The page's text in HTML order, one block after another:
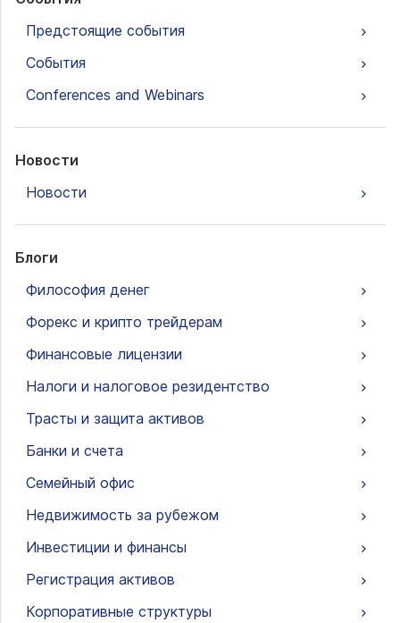
Предстоящие события
События
Conferences and Webinars
Новости
Новости
Блоги
Философия денег
Форекс и крипто трейдерам
Финансовые лицензии
Налоги и налоговое резидентство
Трасты и защита активов
Банки и счета
Семейный офис
Недвижимость за рубежом
Инвестиции и финансы
Регистрация активов
Корпоративные структуры